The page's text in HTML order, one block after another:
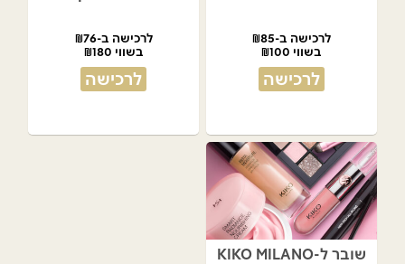
לרכישה ב-₪85
בשווי ₪100
לרכישה
לרכישה ב-₪76
בשווי ₪180
לרכישה
שובר ל-KIKO MILANO